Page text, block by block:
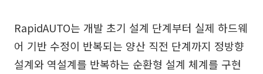
RapidAUTO는 개발 초기 설계 단계부터 실제 하드웨
어 기반 수정이 반복되는 양산 직전 단계까지 정방향
설계와 역설계를 반복하는 순환형 설계 체계를 구현